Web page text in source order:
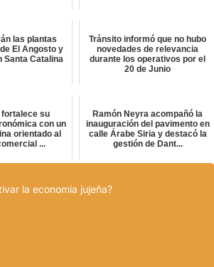
las plantas
El Angosto y
Santa Catalina
Tránsito informó que no hubo
novedades de relevancia
durante los operativos por el
20 de Junio
fortalece su
con un
orientado al
...
Ramón Neyra acompañó la
inauguración del pavimento en
calle Árabe Siria y destacó la
gestión de Dant...
la economía jujeña?